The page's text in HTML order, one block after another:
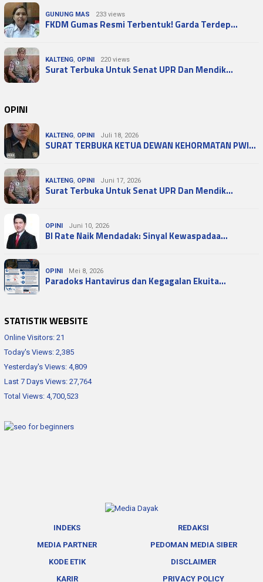
GUNUNG MAS 233 views
FKDM Gumas Resmi Terbentuk! Garda Terdep…
KALTENG, OPINI 220 views
Surat Terbuka Untuk Senat UPR Dan Mendik…
OPINI
KALTENG, OPINI Juli 18, 2026
SURAT TERBUKA KETUA DEWAN KEHORMATAN PWI…
KALTENG, OPINI Juni 17, 2026
Surat Terbuka Untuk Senat UPR Dan Mendik…
OPINI Juni 10, 2026
BI Rate Naik Mendadak: Sinyal Kewaspadaa…
OPINI Mei 8, 2026
Paradoks Hantavirus dan Kegagalan Ekuita…
STATISTIK WEBSITE
Online Visitors: 21
Today's Views: 2,385
Yesterday's Views: 4,809
Last 7 Days Views: 27,764
Total Views: 4,700,523
INDEKS
REDAKSI
MEDIA PARTNER
PEDOMAN MEDIA SIBER
KODE ETIK
DISCLAIMER
KARIR
PRIVACY POLICY